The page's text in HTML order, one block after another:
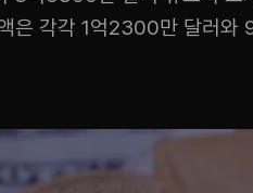
은 각각 1억2300만 달러와